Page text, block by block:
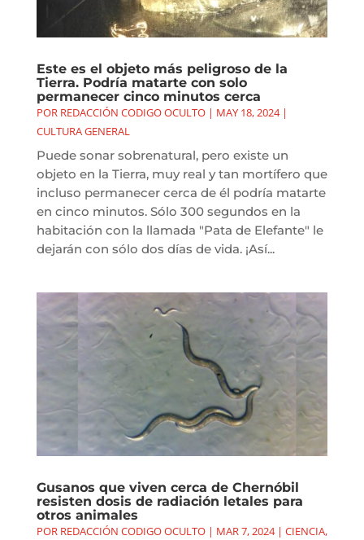
Este es el objeto más peligroso de la
Tierra. Podría matarte con solo
permanecer cinco minutos cerca
POR REDACCIÓN CODIGO OCULTO| MAY 18, 2024|
CULTURA GENERAL
Puede sonar sobrenatural, pero existe un
objeto en la Tierra, muy real y tan mortífero que
incluso permanecer cerca de él podría matarte
en cinco minutos. Sólo 300 segundos en la
habitación con la llamada "Pata de Elefante" le
dejarán con sólo dos días de vida. ¡Así...
Gusanos que viven cerca de Chernóbil
resisten dosis de radiación letales para
otros animales
POR REDACCIÓN CODIGO OCULTO| MAR 7, 2024| CIENCIA,